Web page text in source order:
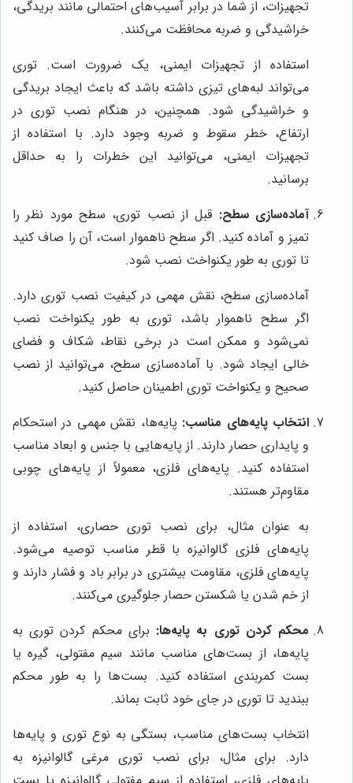
تجهیزات، از شما در برابر آسیب‌های احتمالی مانند بریدگی،
خراشیدگی و ضربه محافظت می‌کنند.
استفاده از تجهیزات ایمنی، یک ضرورت است. توری
می‌تواند لبه‌های تیزی داشته باشد که باعث ایجاد بریدگی
و خراشیدگی شود. همچنین، در هنگام نصب توری در
ارتفاع، خطر سقوط و ضربه وجود دارد. با استفاده از
تجهیزات ایمنی، می‌توانید این خطرات را به حداقل
برسانید.
آماده‌سازی سطح: قبل از نصب توری، سطح مورد نظر را
تمیز و آماده کنید. اگر سطح ناهموار است، آن را صاف کنید
تا توری به طور یکنواخت نصب شود.
آماده‌سازی سطح، نقش مهمی در کیفیت نصب توری دارد.
اگر سطح ناهموار باشد، توری به طور یکنواخت نصب
نمی‌شود و ممکن است در برخی نقاط، شکاف و فضای
خالی ایجاد شود. با آماده‌سازی سطح، می‌توانید از نصب
صحیح و یکنواخت توری اطمینان حاصل کنید.
انتخاب پایه‌های مناسب: پایه‌ها، نقش مهمی در استحکام
و پایداری حصار دارند. از پایه‌هایی با جنس و ابعاد مناسب
استفاده کنید. پایه‌های فلزی، معمولاً از پایه‌های چوبی
مقاوم‌تر هستند.
به عنوان مثال، برای نصب توری حصاری، استفاده از
پایه‌های فلزی گالوانیزه با قطر مناسب توصیه می‌شود.
پایه‌های فلزی، مقاومت بیشتری در برابر باد و فشار دارند و
از خم شدن یا شکستن حصار جلوگیری می‌کنند.
محکم کردن توری به پایه‌ها: برای محکم کردن توری به
پایه‌ها، از بست‌های مناسب مانند سیم مفتولی، گیره یا
بست کمربندی استفاده کنید. بست‌ها را به طور محکم
ببندید تا توری در جای خود ثابت بماند.
انتخاب بست‌های مناسب، بستگی به نوع توری و پایه‌ها
دارد. برای مثال، برای نصب توری مرغی گالوانیزه به